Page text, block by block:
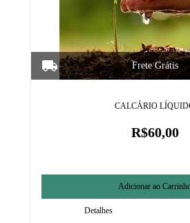
CALCÁRIO
R$60,00
Detalhes